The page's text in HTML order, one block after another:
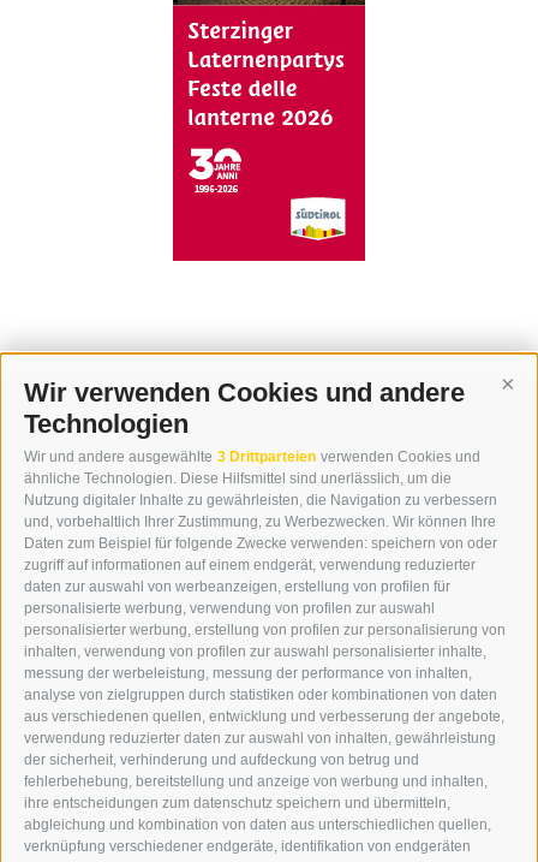
Wir verwenden Cookies und andere
Technologien
Wir und andere ausgewählte 3 Drittparteien verwenden Cookies und
ähnliche Technologien. Diese Hilfsmittel sind unerlässlich, um die
Nutzung digitaler Inhalte zu gewährleisten, die Navigation zu verbessern
und, vorbehaltlich Ihrer Zustimmung, zu Werbezwecken. Wir können Ihre
Daten zum Beispiel für folgende Zwecke verwenden: speichern von oder
zugriff auf informationen auf einem endgerät, verwendung reduzierter
daten zur auswahl von werbeanzeigen, erstellung von profilen für
personalisierte werbung, verwendung von profilen zur auswahl
personalisierter werbung, erstellung von profilen zur personalisierung von
inhalten, verwendung von profilen zur auswahl personalisierter inhalte,
messung der werbeleistung, messung der performance von inhalten,
analyse von zielgruppen durch statistiken oder kombinationen von daten
aus verschiedenen quellen, entwicklung und verbesserung der angebote,
verwendung reduzierter daten zur auswahl von inhalten, gewährleistung
der sicherheit, verhinderung und aufdeckung von betrug und
fehlerbehebung, bereitstellung und anzeige von werbung und inhalten,
ihre entscheidungen zum datenschutz speichern und übermitteln,
abgleichung und kombination von daten aus unterschiedlichen quellen,
verknüpfung verschiedener endgeräte, identifikation von endgeräten
KONTAKT
WIPP-MEDIA GMBH
DER ERKER
NEUSTADT 20A
I-39049 STERZING
TEL.: +39 0472 766876
GRAFIK@DERERKER.IT
INFO@DERERKER.IT
BARBARA.FONTANA@DERERKER.IT
DER ERKER
WERBEN IM ERKER
ONLINE-WERBUNG
SEPA-DAUERAUFTRAG
REGELN LESERKOMMENTARE